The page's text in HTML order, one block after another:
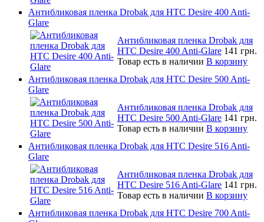
Антибликовая пленка Drobak для HTC Desire 400 Anti-
Glare
Антибликовая пленка Drobak для
HTC Desire 400 Anti-Glare 141 грн.
Товар есть в наличии В корзину
Антибликовая пленка Drobak для HTC Desire 500 Anti-
Glare
Антибликовая пленка Drobak для
HTC Desire 500 Anti-Glare 141 грн.
Товар есть в наличии В корзину
Антибликовая пленка Drobak для HTC Desire 516 Anti-
Glare
Антибликовая пленка Drobak для
HTC Desire 516 Anti-Glare 141 грн.
Товар есть в наличии В корзину
Антибликовая пленка Drobak для HTC Desire 700 Anti-